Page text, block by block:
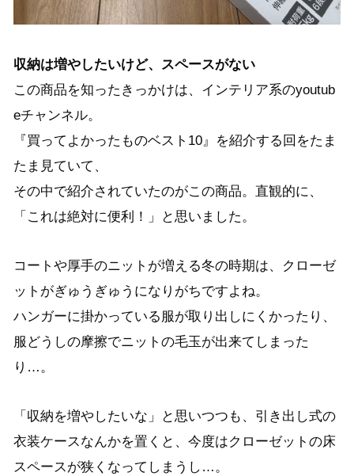
収納は増やしたいけど、スペースがない
この商品を知ったきっかけは、インテリア系のyoutub
eチャンネル。
『買ってよかったものベスト10』を紹介する回をたま
たま見ていて、
その中で紹介されていたのがこの商品。直観的に、
「これは絶対に便利！」と思いました。
コートや厚手のニットが増える冬の時期は、クローゼ
ットがぎゅうぎゅうになりがちですよね。
ハンガーに掛かっている服が取り出しにくかったり、
服どうしの摩擦でニットの毛玉が出来てしまった
り…。
「収納を増やしたいな」と思いつつも、引き出し式の
衣装ケースなんかを置くと、今度はクローゼットの床
スペースが狭くなってしまうし…。